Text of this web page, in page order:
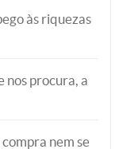
às riquezas
nos procura, a
nem se